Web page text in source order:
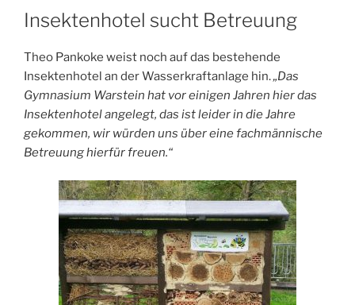
Insektenhotel sucht Betreuung
Theo Pankoke weist noch auf das bestehende
Insektenhotel an der Wasserkraftanlage hin.„Das
Gymnasium Warstein hat vor einigen Jahren hier das
Insektenhotel angelegt, das ist leider in die Jahre
gekommen, wir würden uns über eine fachmännische
Betreuung hierfür freuen.“